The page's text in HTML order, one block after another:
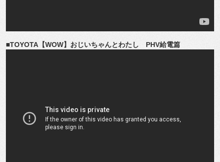
■TOYOTA【WOW】おじいちゃんとわたし PHV給電篇